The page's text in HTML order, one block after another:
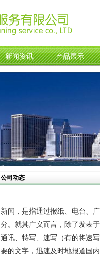
新闻资讯 产品展示
公司动态
新闻，是指通过报纸、电台、
分。就其广义而言，除了发表
通讯、特写、速写（有的将速
要的文字，迅速及时地报道国